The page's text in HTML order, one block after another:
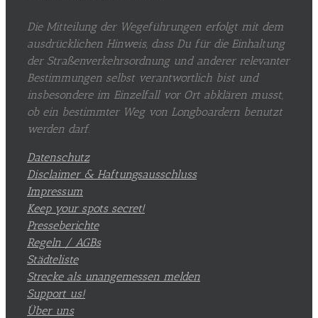
Die Mitteilung der Wegeführungen erfolgt mit dem
ausdrücklichen Hinweis, dass Du für die Einhaltung
der Straßenverkehrsordnung und anderer relevanter
Bestimmungen selbst verantwortlich bist und
insbesondere im Einzelfall vor Ort abklären musst,
ob ein bestimmter Weg von Longboardern benutzt
werden darf.
Datenschutz
Disclaimer & Haftungsausschluss
Impressum
Keep your spots secret!
Presseberichte
Regeln / AGBs
Städteliste
Strecke als unangemessen melden
Support us!
Über uns